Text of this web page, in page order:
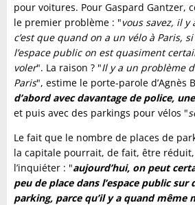
pour voitures. Pour Gaspard Gantzer,
le premier problème : "vous savez, il
c’est que quand on a un vélo à Paris,
l’espace public on est quasiment
voler". La raison ? "Il y a un problème
Paris", estime le porte-parole d’Agnès
d’abord avec davantage de police,
et puis avec des parkings pour vélos "
Le fait que le nombre de places de
la capitale pourrait, de fait, être
l’inquiéter : "aujourd’hui, on peut
peu de place dans l’espace public sur
parking, parce qu’il y a quand même